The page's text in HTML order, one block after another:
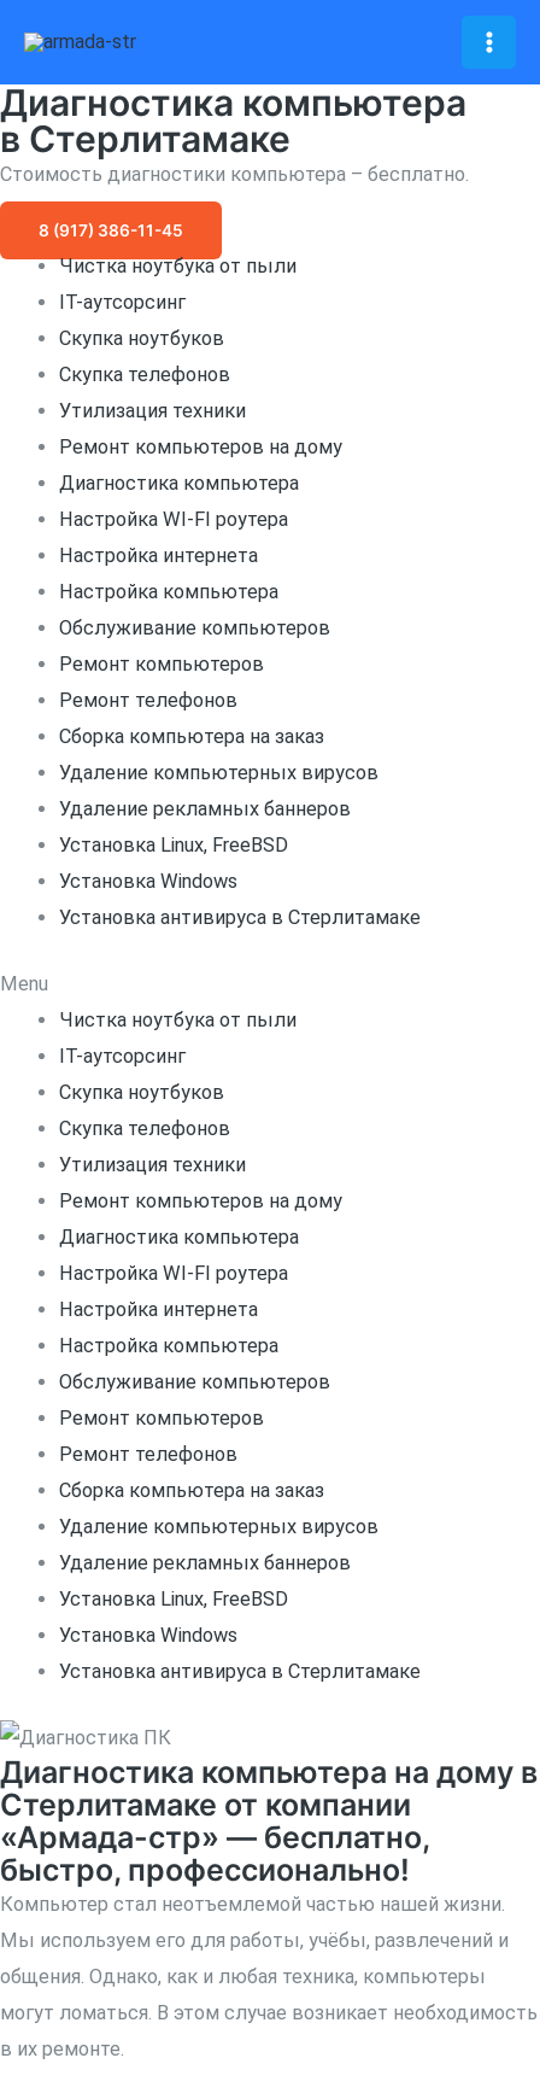
содержимому
Диагностика компьютера
в Стерлитамаке
Стоимость диагностики компьютера – бесплатно.
8 (917) 386-11-45
Чистка ноутбука от пыли
IT-аутсорсинг
Скупка ноутбуков
Скупка телефонов
Утилизация техники
Ремонт компьютеров на дому
Диагностика компьютера
Настройка WI-FI роутера
Настройка интернета
Настройка компьютера
Обслуживание компьютеров
Ремонт компьютеров
Ремонт телефонов
Сборка компьютера на заказ
Удаление компьютерных вирусов
Удаление рекламных баннеров
Установка Linux, FreeBSD
Установка Windows
Установка антивируса в Стерлитамаке
Menu
Чистка ноутбука от пыли
IT-аутсорсинг
Скупка ноутбуков
Скупка телефонов
Утилизация техники
Ремонт компьютеров на дому
Диагностика компьютера
Настройка WI-FI роутера
Настройка интернета
Настройка компьютера
Обслуживание компьютеров
Ремонт компьютеров
Ремонт телефонов
Сборка компьютера на заказ
Удаление компьютерных вирусов
Удаление рекламных баннеров
Установка Linux, FreeBSD
Установка Windows
Установка антивируса в Стерлитамаке
Диагностика компьютера на дому в
Стерлитамаке от компании
«Армада-стр» — бесплатно,
быстро, профессионально!
Компьютер стал неотъемлемой частью нашей жизни.
Мы используем его для работы, учёбы, развлечений и
общения. Однако, как и любая техника, компьютеры
могут ломаться. В этом случае возникает необходимость
в их ремонте.